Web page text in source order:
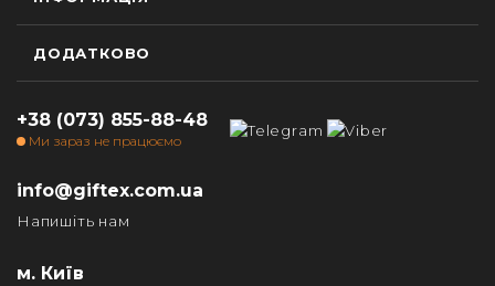
ДОДАТКОВО
+38 (073) 855-88-48
Ми зараз не працюємо
info@giftex.com.ua
Напишіть нам
м. Київ